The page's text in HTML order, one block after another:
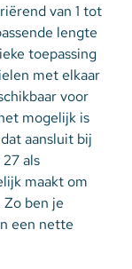
van 1 tot
lengte
toepassing
met elkaar
voor
mogelijk is
aansluit bij
als
maakt om
ben je
een nette